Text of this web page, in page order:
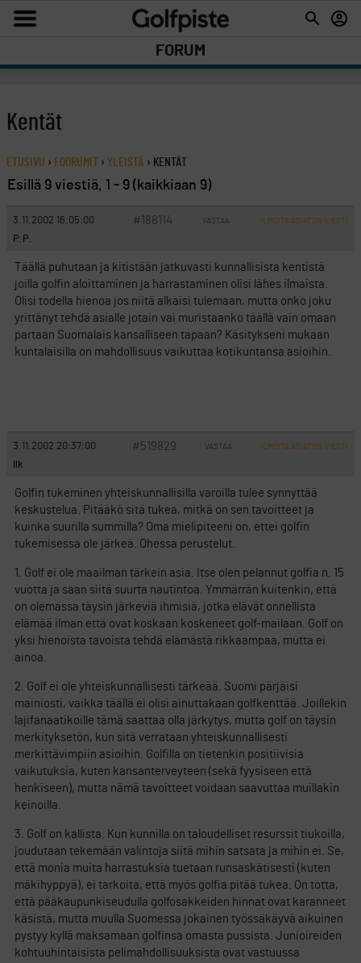
FORUM
Kentät
ETUSIVU › FOORUMIT › YLEISTÄ › KENTÄT
Esillä 9 viestiä, 1 - 9 (kaikkiaan 9)
3.11.2002 16:05:00 #188114 VASTAA ILMOITA ASIATON VIESTI
P.P.
Täällä puhutaan ja kitistään jatkuvasti kunnallisista kentistä
joilla golfin aloittaminen ja harrastaminen olisi lähes ilmaista.
Olisi todella hienoa jos niitä alkaisi tulemaan, mutta onko joku
yrittänyt tehdä asialle jotain vai muristaanko täällä vain omaan
partaan Suomalais kansalliseen tapaan? Käsitykseni mukaan
kuntalaisilla on mahdollisuus vaikuttaa kotikuntansa asioihin.
3.11.2002 20:37:00 #519829 VASTAA ILMOITA ASIATON VIESTI
llk
Golfin tukeminen yhteiskunnallisilla varoilla tulee synnyttää
keskustelua. Pitääkö sitä tukea, mitkä on sen tavoitteet ja
kuinka suurilla summilla? Oma mielipiteeni on, ettei golfin
tukemisessa ole järkeä. Ohessa perustelut.
1. Golf ei ole maailman tärkein asia. Itse olen pelannut golfia n. 15
vuotta ja saan siitä suurta nautintoa. Ymmärrän kuitenkin, että
on olemassa täysin järkeviä ihmisiä, jotka elävät onnellista
elämää ilman että ovat koskaan koskeneet golf-mailaan. Golf on
yksi hienoista tavoista tehdä elämästä rikkaampaa, mutta ei
ainoa.
2. Golf ei ole yhteiskunnallisesti tärkeää. Suomi pärjäisi
mainiosti, vaikka täällä ei olisi ainuttakaan golfkenttää. Joillekin
lajifanaatikoille tämä saattaa olla järkytys, mutta golf on täysin
merkityksetön, kun sitä verrataan yhteiskunnallisesti
merkittävimpiin asioihin. Golfilla on tietenkin positiivisia
vaikutuksia, kuten kansanterveyteen (sekä fyysiseen että
henkiseen), mutta nämä tavoitteet voidaan saavuttaa muillakin
keinoilla.
3. Golf on kallista. Kun kunnilla on taloudelliset resurssit tiukoilla,
joudutaan tekemään valintoja siitä mihin satsata ja mihin ei. Se,
että monia muita harrastuksia tuetaan runsaskätisesti (kuten
mäkihyppyä), ei tarkoita, että myös golfia pitää tukea. On totta,
että pääkaupunkiseudulla golfosakkeiden hinnat ovat karanneet
käsistä, mutta muulla Suomessa jokainen työssäkäyvä aikuinen
pystyy kyllä maksamaan golfinsa omasta pussista. Junioireiden
kohtuuhintaisista pelimahdollisuuksista ovat vastuussa